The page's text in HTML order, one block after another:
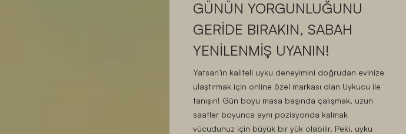
GÜNÜN YORGUNLUĞUNU
GERİDE BIRAKIN, SABAH
YENİLENMİŞ UYANIN!
Yatsan’ın kaliteli uyku deneyimini doğrudan evinize
ulaştırmak için online özel markası olan Uykucu ile
tanışın! Gün boyu masa başında çalışmak, uzun
saatler boyunca aynı pozisyonda kalmak
vücudunuz için büyük bir yük olabilir. Peki, uyku